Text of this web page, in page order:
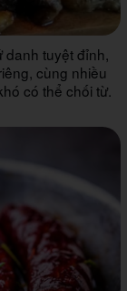
danh tuyệt đỉnh,
cùng nhiều
có thể chối từ.